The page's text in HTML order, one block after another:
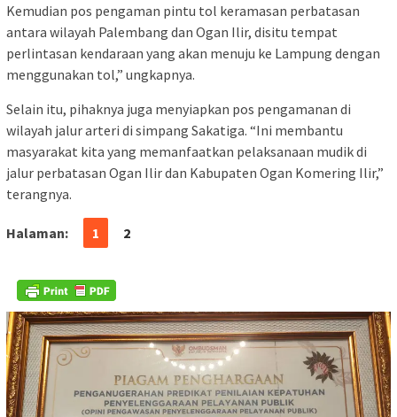
Kemudian pos pengaman pintu tol keramasan perbatasan
antara wilayah Palembang dan Ogan Ilir, disitu tempat
perlintasan kendaraan yang akan menuju ke Lampung dengan
menggunakan tol,” ungkapnya.
Selain itu, pihaknya juga menyiapkan pos pengamanan di
wilayah jalur arteri di simpang Sakatiga. “Ini membantu
masyarakat kita yang memanfaatkan pelaksanaan mudik di
jalur perbatasan Ogan Ilir dan Kabupaten Ogan Komering Ilir,”
terangnya.
Halaman: 1 2